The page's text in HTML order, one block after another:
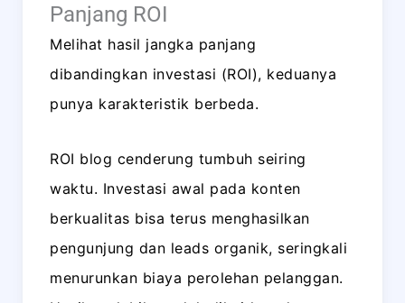
Panjang ROI
Melihat hasil jangka panjang
dibandingkan investasi (ROI), keduanya
punya karakteristik berbeda.
ROI blog cenderung tumbuh seiring
waktu. Investasi awal pada konten
berkualitas bisa terus menghasilkan
pengunjung dan leads organik, seringkali
menurunkan biaya perolehan pelanggan.